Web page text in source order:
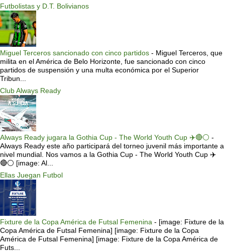
Futbolistas y D.T. Bolivianos
Miguel Terceros sancionado con cinco partidos - Miguel Terceros, que
milita en el América de Belo Horizonte, fue sancionado con cinco
partidos de suspensión y una multa económica por el Superior
Tribun...
Club Always Ready
Always Ready jugara la Gothia Cup - The World Youth Cup ✈️🔴⚪️ -
Always Ready este año participará del torneo juvenil más importante a
nivel mundial. Nos vamos a la Gothia Cup - The World Youth Cup ✈️
🔴⚪️ [image: Al...
Ellas Juegan Futbol
Fixture de la Copa América de Futsal Femenina - [image: Fixture de la
Copa América de Futsal Femenina] [image: Fixture de la Copa
América de Futsal Femenina] [image: Fixture de la Copa América de
Futs...